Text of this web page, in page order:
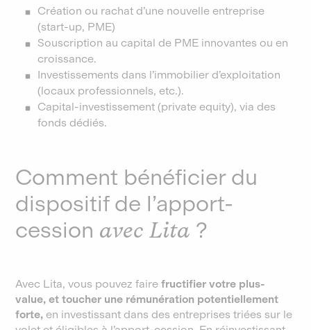
Création ou rachat d’une nouvelle entreprise
(start-up, PME)
Souscription au capital de PME innovantes ou en
croissance.
Investissements dans l’immobilier d’exploitation
(locaux professionnels, etc.).
Capital-investissement (private equity), via des
fonds dédiés.
Comment bénéficier du
dispositif de l’apport-
cession avec Lita ?
Avec Lita, vous pouvez fairefructifier votre plus-
value, et toucher une rémunération potentiellement
forte, en investissant dans des entreprises triées sur le